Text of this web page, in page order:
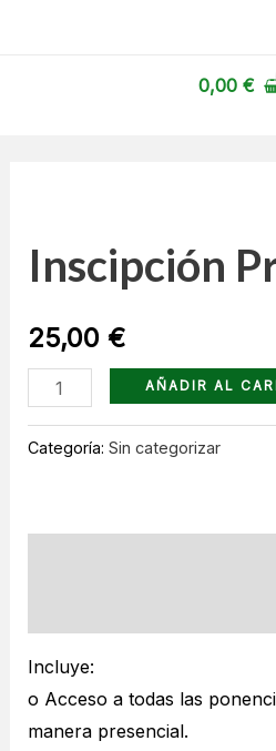
0,00 €
Inscipción
25,00 €
cantidad
AÑADIR AL
Categoría: Sin categorizar
Incluye:
o Acceso a todas las
manera presencial.